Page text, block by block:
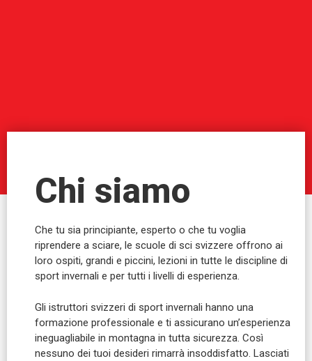
Chi siamo
Che tu sia principiante, esperto o che tu voglia
riprendere a sciare, le scuole di sci svizzere offrono ai
loro ospiti, grandi e piccini, lezioni in tutte le discipline di
sport invernali e per tutti i livelli di esperienza.
Gli istruttori svizzeri di sport invernali hanno una
formazione professionale e ti assicurano un’esperienza
ineguagliabile in montagna in tutta sicurezza. Così
nessuno dei tuoi desideri rimarrà insoddisfatto. Lasciati